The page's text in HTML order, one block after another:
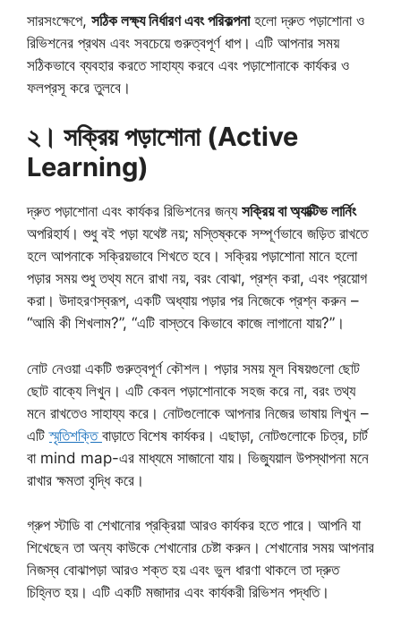
সারসংক্ষেপে, সঠিক লক্ষ্য নির্ধারণ এবং পরিকল্পনাহলো দ্রুত পড়াশোনা ও
রিভিশনের প্রথম এবং সবচেয়ে গুরুত্বপূর্ণ ধাপ। এটি আপনার সময়
সঠিকভাবে ব্যবহার করতে সাহায্য করবে এবং পড়াশোনাকে কার্যকর ও
ফলপ্রসূ করে তুলবে।
২। সক্রিয় পড়াশোনা (Active
Learning)
দ্রুত পড়াশোনা এবং কার্যকর রিভিশনের জন্য সক্রিয় বা অ্যাক্টিভ লার্নিং
অপরিহার্য। শুধু বই পড়া যথেষ্ট নয়; মস্তিষ্ককে সম্পূর্ণভাবে জড়িত রাখতে
হলে আপনাকে সক্রিয়ভাবে শিখতে হবে। সক্রিয় পড়াশোনা মানে হলো
পড়ার সময় শুধু তথ্য মনে রাখা নয়, বরং বোঝা, প্রশ্ন করা, এবং প্রয়োগ
করা। উদাহরণস্বরূপ, একটি অধ্যায় পড়ার পর নিজেকে প্রশ্ন করুন –
“আমি কী শিখলাম?”, “এটি বাস্তবে কিভাবে কাজে লাগানো যায়?”।
নোট নেওয়া একটি গুরুত্বপূর্ণ কৌশল। পড়ার সময় মূল বিষয়গুলো ছোট
ছোট বাক্যে লিখুন। এটি কেবল পড়াশোনাকে সহজ করে না, বরং তথ্য
মনে রাখতেও সাহায্য করে। নোটগুলোকে আপনার নিজের ভাষায় লিখুন –
এটিস্মৃতিশক্তি বাড়াতে বিশেষ কার্যকর। এছাড়া, নোটগুলোকে চিত্র, চার্ট
বা mind map-এর মাধ্যমে সাজানো যায়। ভিজ্যুয়াল উপস্থাপনা মনে
রাখার ক্ষমতা বৃদ্ধি করে।
গ্রুপ স্টাডি বা শেখানোর প্রক্রিয়া আরও কার্যকর হতে পারে। আপনি যা
শিখেছেন তা অন্য কাউকে শেখানোর চেষ্টা করুন। শেখানোর সময় আপনার
নিজস্ব বোঝাপড়া আরও শক্ত হয় এবং ভুল ধারণা থাকলে তা দ্রুত
চিহ্নিত হয়। এটি একটি মজাদার এবং কার্যকরী রিভিশন পদ্ধতি।